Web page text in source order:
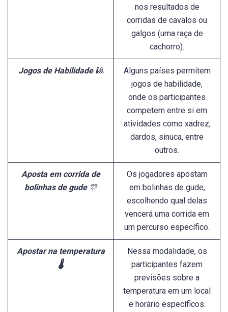
nos resultados de
corridas de cavalos ou
galgos (uma raça de
cachorro).
Jogos de Habilidade🎱
Alguns países permitem
jogos de habilidade,
onde os participantes
competem entre si em
atividades como xadrez,
dardos, sinuca, entre
outros.
Aposta em corrida de
bolinhas de gude🎊
Os jogadores apostam
em bolinhas de gude,
escolhendo qual delas
vencerá uma corrida em
um percurso específico.
Apostar na temperatura
🌡️
Nessa modalidade, os
participantes fazem
previsões sobre a
temperatura em um local
e horário específicos.